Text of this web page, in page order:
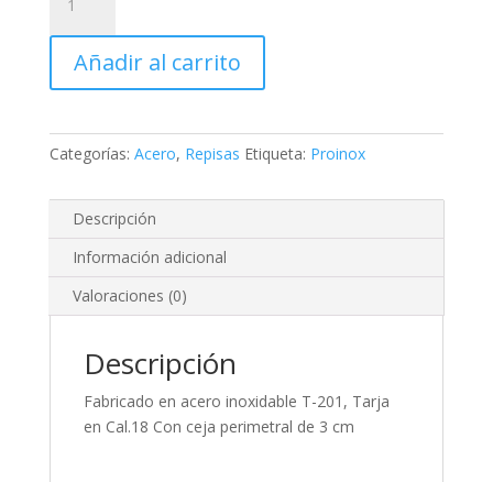
L38,
Repisa
central
sencilla
T-
201,
0.90
x
0.40
0.450
cantidad
Añadir al carrito
Categorías: Acero, Repisas Etiqueta: Proinox
Descripción
Información adicional
Valoraciones (0)
Descripción
Fabricado en acero inoxidable T-201, Tarja
en Cal.18 Con ceja perimetral de 3 cm